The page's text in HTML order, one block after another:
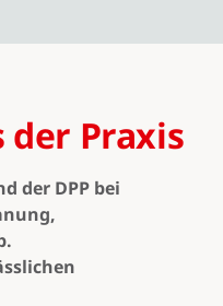
der Praxis
der DPP bei